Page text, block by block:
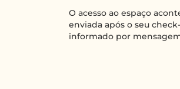
O acesso ao espaço
enviada após o seu
informado por